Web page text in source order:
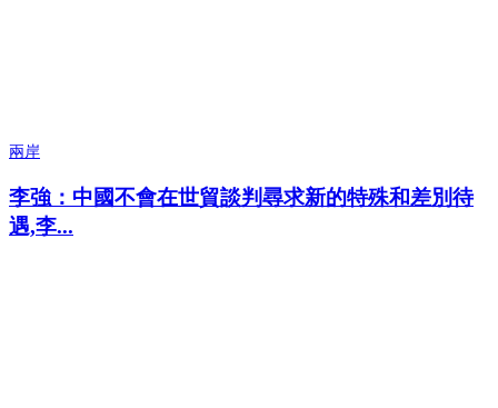
兩岸
李強：中國不會在世貿談判尋求新的特殊和差別待
遇,李...